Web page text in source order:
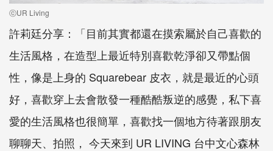
ⓒUR Living
許莉廷分享：「目前其實都還在摸索屬於自己喜歡的
生活風格，在造型上最近特別喜歡乾淨卻又帶點個
性，像是上身的 Squarebear 皮衣，就是最近的心頭
好，喜歡穿上去會散發一種酷酷叛逆的感覺，私下喜
愛的生活風格也很簡單，喜歡找一個地方待著跟朋友
聊聊天、拍照， 今天來到 UR LIVING 台中文心森林